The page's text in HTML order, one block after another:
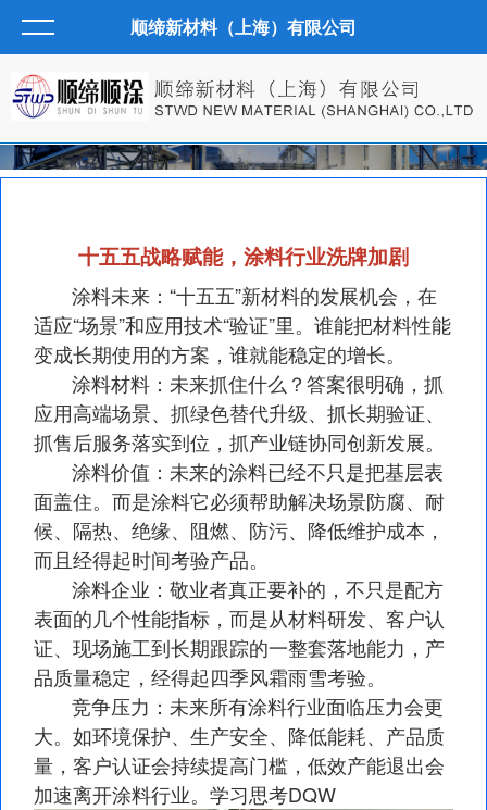
顺缔新材料（上海）有限公司
十五五战略赋能，涂料行业洗牌加剧
涂料未来：“十五五”新材料的发展机会，在
适应“场景”和应用技术“验证”里。谁能把材料性能
变成长期使用的方案，谁就能稳定的增长。
涂料材料：未来抓住什么？答案很明确，抓
应用高端场景、抓绿色替代升级、抓长期验证、
抓售后服务落实到位，抓产业链协同创新发展。
涂料价值：未来的涂料已经不只是把基层表
面盖住。而是涂料它必须帮助解决场景防腐、耐
候、隔热、绝缘、阻燃、防污、降低维护成本，
而且经得起时间考验产品。
涂料企业：敬业者真正要补的，不只是配方
表面的几个性能指标，而是从材料研发、客户认
证、现场施工到长期跟踪的一整套落地能力，产
品质量稳定，经得起四季风霜雨雪考验。
竞争压力：未来所有涂料行业面临压力会更
大。如环境保护、生产安全、降低能耗、产品质
量，客户认证会持续提高门槛，低效产能退出会
加速离开涂料行业。学习思考DQW